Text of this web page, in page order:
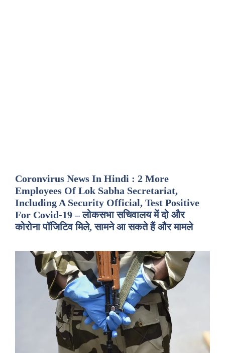
Coronvirus News In Hindi : 2 More
Employees Of Lok Sabha Secretariat,
Including A Security Official, Test Positive
For Covid-19 – लोकसभा सचिवालय में दो और
कोरोना पॉजिटिव मिले, सामने आ सकते हैं और मामले